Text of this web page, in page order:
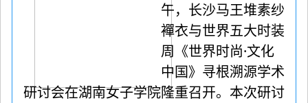
午，长沙马王堆素纱
襌衣与世界五大时装
周《世界时尚·文化
中国》寻根溯源学术
研讨会在湖南女子学院隆重召开。本次研讨